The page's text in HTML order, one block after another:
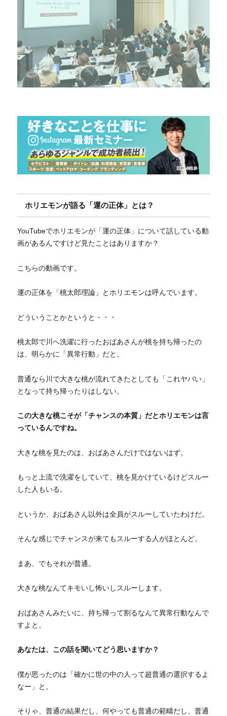
ホリエモンが語る「運の正体」とは？
YouTubeでホリエモンが「運の正体」について話している動
画があるんですけど見たことはありますか？
こちらの動画です。
運の正体を「桃太郎理論」とホリエモンは呼んでいます。
どういうことかというと・・・
桃太郎で川へ洗濯に行ったおばあさんが桃を持ち帰ったの
は、明らかに「異常行動」だと。
普通なら川で大きな桃が流れてきたとしても「これヤバい」
となって持ち帰ったりはしない。
この大きな桃こそが「チャンスの本質」だとホリエモンは言
っているんですね。
大きな桃を見たのは、おばあさんだけではないはず。
もっと上流で洗濯をしていて、桃を見かけているけどスルー
した人もいる。
というか、おばあさん以外は全員がスルーしていたわけだ。
そんな感じでチャンスが来てもスルーする人がほとんど。
まあ、でもそれが普通。
大きな桃なんてキモいし怖いしスルーします。
おばあさんみたいに、持ち帰って割るなんて異常行動なんで
すよと。
あなたは、この話を聞いてどう思いますか？
僕が思ったのは「確かに世の中の人って超普通の選択するよ
なー」と。
そりゃ、普通の結果だし、何やっても普通の範疇だし、普通